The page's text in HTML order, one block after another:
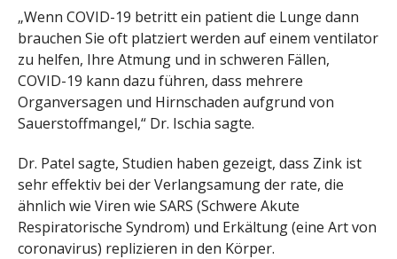
„Wenn COVID-19 betritt ein patient die Lunge dann
brauchen Sie oft platziert werden auf einem ventilator
zu helfen, Ihre Atmung und in schweren Fällen,
COVID-19 kann dazu führen, dass mehrere
Organversagen und Hirnschaden aufgrund von
Sauerstoffmangel,“ Dr. Ischia sagte.
Dr. Patel sagte, Studien haben gezeigt, dass Zink ist
sehr effektiv bei der Verlangsamung der rate, die
ähnlich wie Viren wie SARS (Schwere Akute
Respiratorische Syndrom) und Erkältung (eine Art von
coronavirus) replizieren in den Körper.